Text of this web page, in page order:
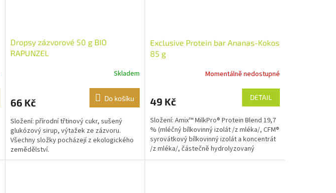
Dropsy zázvorové 50 g BIO
RAPUNZEL
Skladem
66 Kč Do košíku
Složení: přírodní třtinový cukr, sušený
glukózový sirup, výtažek ze zázvoru.
Všechny složky pocházejí z ekologického
zemědělství.
Exclusive Protein bar Ananas-Kokos
85 g
Momentálně nedostupné
49 Kč DETAIL
Složení: Amix™ MilkPro® Protein Blend 19,7
% (mléčný bílkovinný izolát /z mléka/, CFM®
syrovátkový bílkovinný izolát a koncentrát
/z mléka/, částečně hydrolyzovaný
syrovátkový...